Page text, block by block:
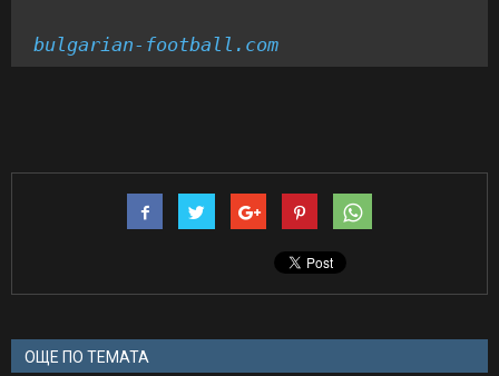
bulgarian-football.com
ОЩЕ ПО ТЕМАТА